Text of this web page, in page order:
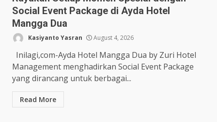
Social Event Package di Ayda Hotel
Mangga Dua
Kasiyanto Yasran August 4, 2026
Inilagi,com-Ayda Hotel Mangga Dua by Zuri Hotel
Management menghadirkan Social Event Package
yang dirancang untuk berbagai...
Read More